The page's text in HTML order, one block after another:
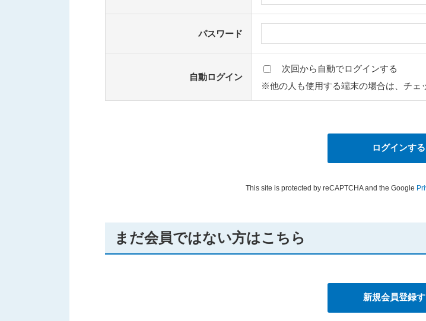
パスワード
自動ログイン
次回から自動でログインする
※他の人も使用する端末の場合は、チェ
This site is protected by reCAPTCHA and the Google
まだ会員ではない方はこちら